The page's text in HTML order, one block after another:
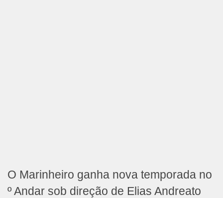
O Marinheiro ganha nova temporada no
º Andar sob direção de Elias Andreato